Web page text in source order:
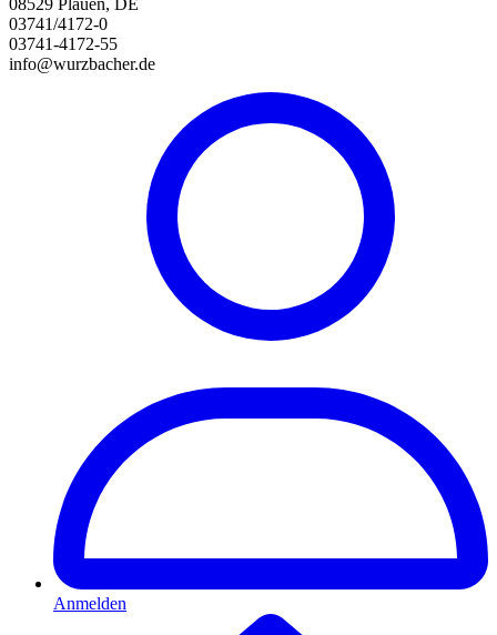
03741/4172-0
03741-4172-55
info@wurzbacher.de
Anmelden